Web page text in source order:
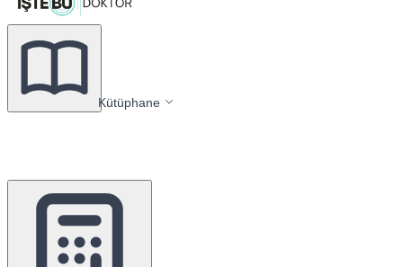
Kütüphane